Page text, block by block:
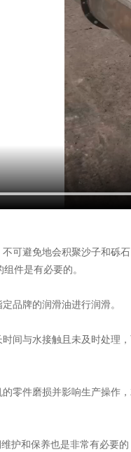
可避免地会积聚沙子和砾
件是有必要的。
品牌的润滑油进行润滑。
间与水接触且未及时处理
零件磨损并影响生产操作
和保养也是非常有必要的